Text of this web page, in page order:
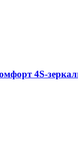
4S-